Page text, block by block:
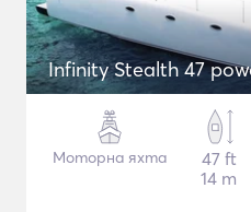
Infinity Stealth 47
Моторна яхта
47 ft
14 m